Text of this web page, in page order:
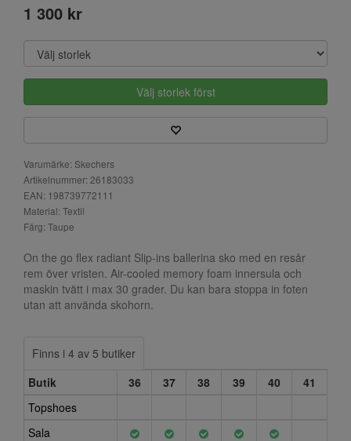
1 300 kr
Välj storlek först
Varumärke: Skechers
Artikelnummer: 26183033
EAN: 198739772111
Material: Textil
Färg: Taupe
On the go flex radiant Slip-ins ballerina sko med en resår
rem över vristen. Air-cooled memory foam innersula och
maskin tvätt i max 30 grader. Du kan bara stoppa in foten
utan att använda skohorn.
Finns i 4 av 5 butiker
Butik
36 37 38 39 40
41
Topshoes
Sala